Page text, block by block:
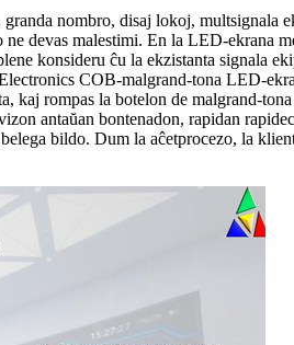
nombro, disaj lokoj, multsignala
devas malestimi. En la LED-ekrana
konsideru ĉu la ekzistanta signala
COB-malgrand-tona LED-
kaj rompas la botelon de malgrand-
antaŭan bontenadon, rapidan
bildo. Dum la aĉetprocezo, la